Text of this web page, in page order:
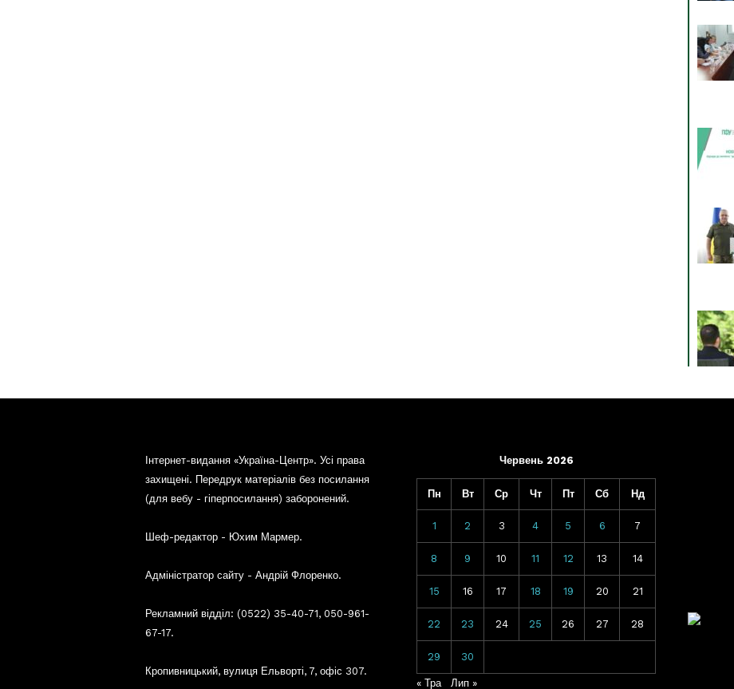
Інтернет-видання «Україна-Центр». Усі права
захищені. Передрук матеріалів без посилання
(для вебу - гіперпосилання) заборонений.
Шеф-редактор - Юхим Мармер.
Адміністратор сайту - Андрій Флоренко.
Рекламний відділ: (0522) 35-40-71, 050-961-
67-17.
Кропивницький, вулиця Ельворті, 7, офіс 307.
Червень 2026
Пн Вт Ср Чт Пт Сб Нд
1 2 3 4 5 6 7
8 9 10 11 12 13 14
15 16 17 18 19 20 21
22 23 24 25 26 27 28
29 30
« Тра Лип »